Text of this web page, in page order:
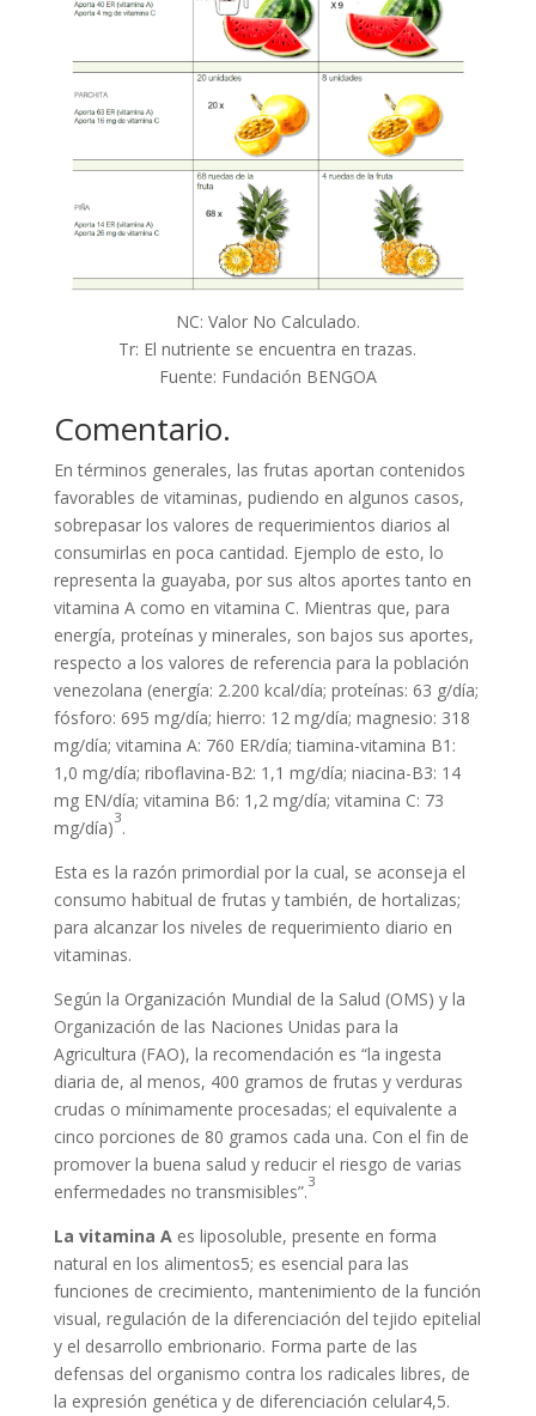
NC: Valor No Calculado.
Tr: El nutriente se encuentra en trazas.
Fuente: Fundación BENGOA
Comentario.
En términos generales, las frutas aportan contenidos
favorables de vitaminas, pudiendo en algunos casos,
sobrepasar los valores de requerimientos diarios al
consumirlas en poca cantidad. Ejemplo de esto, lo
representa la guayaba, por sus altos aportes tanto en
vitamina A como en vitamina C. Mientras que, para
energía, proteínas y minerales, son bajos sus aportes,
respecto a los valores de referencia para la población
venezolana (energía: 2.200 kcal/día; proteínas: 63 g/día;
fósforo: 695 mg/día; hierro: 12 mg/día; magnesio: 318
mg/día; vitamina A: 760 ER/día; tiamina-vitamina B1:
1,0 mg/día; riboflavina-B2: 1,1 mg/día; niacina-B3: 14
mg EN/día; vitamina B6: 1,2 mg/día; vitamina C: 73
mg/día)3.
Esta es la razón primordial por la cual, se aconseja el
consumo habitual de frutas y también, de hortalizas;
para alcanzar los niveles de requerimiento diario en
vitaminas.
Según la Organización Mundial de la Salud (OMS) y la
Organización de las Naciones Unidas para la
Agricultura (FAO), la recomendación es “la ingesta
diaria de, al menos, 400 gramos de frutas y verduras
crudas o mínimamente procesadas; el equivalente a
cinco porciones de 80 gramos cada una. Con el fin de
promover la buena salud y reducir el riesgo de varias
enfermedades no transmisibles”.3
La vitamina A es liposoluble, presente en forma
natural en los alimentos5; es esencial para las
funciones de crecimiento, mantenimiento de la función
visual, regulación de la diferenciación del tejido epitelial
y el desarrollo embrionario. Forma parte de las
defensas del organismo contra los radicales libres, de
la expresión genética y de diferenciación celular4,5.